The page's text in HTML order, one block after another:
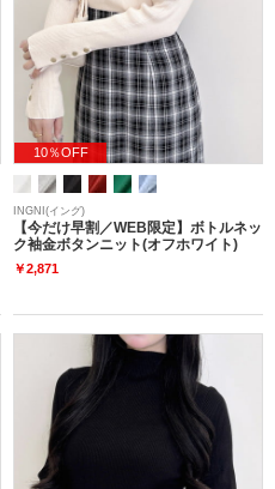
10％OFF
INGNI(イング)
【今だけ早割／WEB限定】ボトルネッ
ク袖金ボタンニット(オフホワイト)
￥2,871